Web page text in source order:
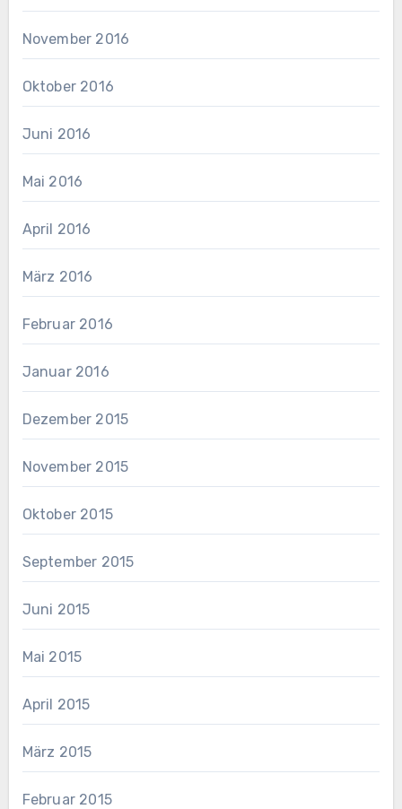
November 2016
Oktober 2016
Juni 2016
Mai 2016
April 2016
März 2016
Februar 2016
Januar 2016
Dezember 2015
November 2015
Oktober 2015
September 2015
Juni 2015
Mai 2015
April 2015
März 2015
Februar 2015